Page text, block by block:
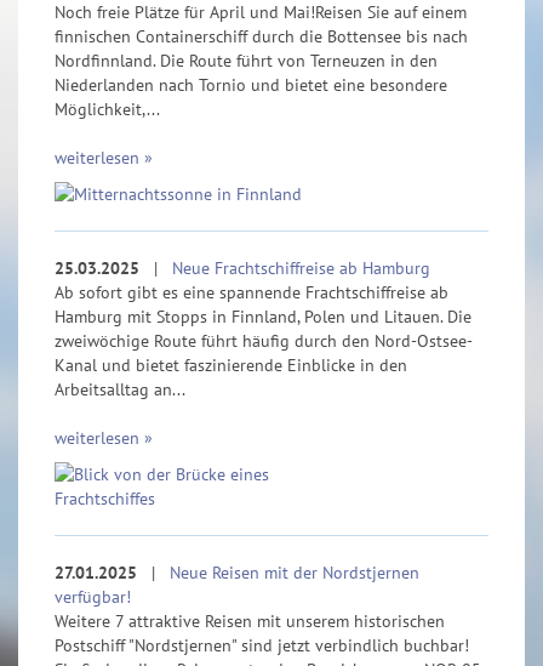
Noch freie Plätze für April und Mai!Reisen Sie auf einem
finnischen Containerschiff durch die Bottensee bis nach
Nordfinnland. Die Route führt von Terneuzen in den
Niederlanden nach Tornio und bietet eine besondere
Möglichkeit,...
weiterlesen »
25.03.2025 | Neue Frachtschiffreise ab Hamburg
Ab sofort gibt es eine spannende Frachtschiffreise ab
Hamburg mit Stopps in Finnland, Polen und Litauen. Die
zweiwöchige Route führt häufig durch den Nord-Ostsee-
Kanal und bietet faszinierende Einblicke in den
Arbeitsalltag an...
weiterlesen »
27.01.2025 | Neue Reisen mit der Nordstjernen
verfügbar!
Weitere 7 attraktive Reisen mit unserem historischen
Postschiff "Nordstjernen" sind jetzt verbindlich buchbar!